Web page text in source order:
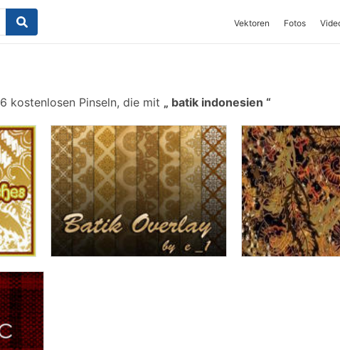
Vektoren Fotos
6 kostenlosen Pinseln, die mit batik indonesien